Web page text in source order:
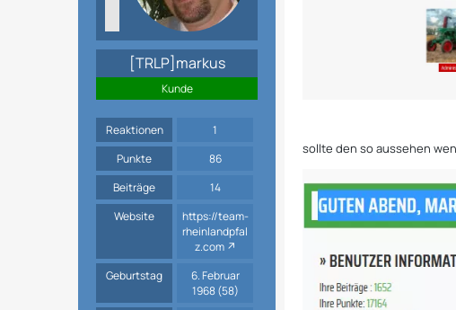
[TRLP]markus
Kunde
Reaktionen
1
Punkte
86
Beiträge
14
Website
https://team-
rheinlandpfal
z.com
Geburtstag
6. Februar
1968 (58)
sollte den so aussehen